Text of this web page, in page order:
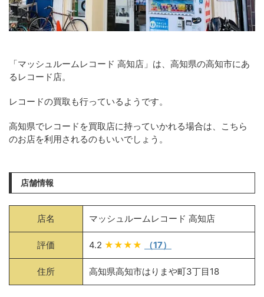
「マッシュルームレコード 高知店」は、高知県の高知市にあ
るレコード店。
レコードの買取も行っているようです。
高知県でレコードを買取店に持っていかれる場合は、こちら
のお店を利用されるのもいいでしょう。
店舗情報
店名 マッシュルームレコード 高知店
評価 4.2 ★★★★ （17）
住所 高知県高知市はりまや町3丁目18